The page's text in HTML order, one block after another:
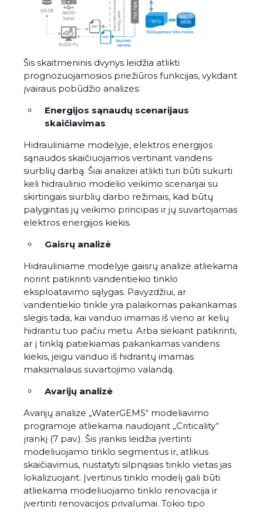
Šis skaitmeninis dvynys leidžia atlikti
prognozuojamosios priežiūros funkcijas, vykdant
įvairaus pobūdžio analizes:
Energijos sąnaudų scenarijaus
skaičiavimas
Hidrauliniame modelyje, elektros energijos
sąnaudos skaičiuojamos vertinant vandens
siurblių darbą. Šiai analizei atlikti turi būti sukurti
keli hidraulinio modelio veikimo scenarijai su
skirtingais siurblių darbo režimais, kad būtų
palygintas jų veikimo principas ir jų suvartojamas
elektros energijos kiekis.
Gaisrų analizė
Hidrauliniame modelyje gaisrų analizė atliekama
norint patikrinti vandentiekio tinklo
eksploatavimo sąlygas. Pavyzdžiui, ar
vandentiekio tinkle yra palaikomas pakankamas
slėgis tada, kai vanduo imamas iš vieno ar kelių
hidrantu tuo pačiu metu. Arba siekiant patikrinti,
ar į tinklą patiekiamas pakankamas vandens
kiekis, jeigu vanduo iš hidrantų imamas
maksimalaus suvartojimo valandą.
Avarijų analizė
Avarijų analizė „WaterGEMS“ modeliavimo
programoje atliekama naudojant „Criticality“
įrankį (7 pav.). Šis įrankis leidžia įvertinti
modeliuojamo tinklo segmentus ir, atlikus
skaičiavimus, nustatyti silpnąsias tinklo vietas jas
lokalizuojant. Įvertinus tinklo modelį gali būti
atliekama modeliuojamo tinklo renovacija ir
įvertinti renovacijos privalumai. Tokio tipo